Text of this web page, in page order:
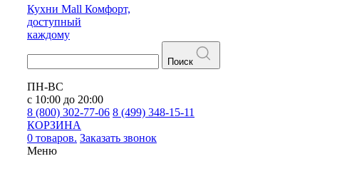
Кухни Mall Комфорт,
доступный
каждому
Поиск
ПН-ВС
с 10:00 до 20:00
8 (800) 302-77-06 8 (499) 348-15-11
КОРЗИНА
0 товаров. Заказать звонок
Меню